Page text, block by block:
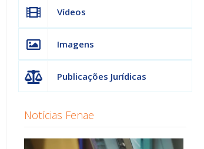
Vídeos
Imagens
Publicações Jurídicas
Notícias Fenae